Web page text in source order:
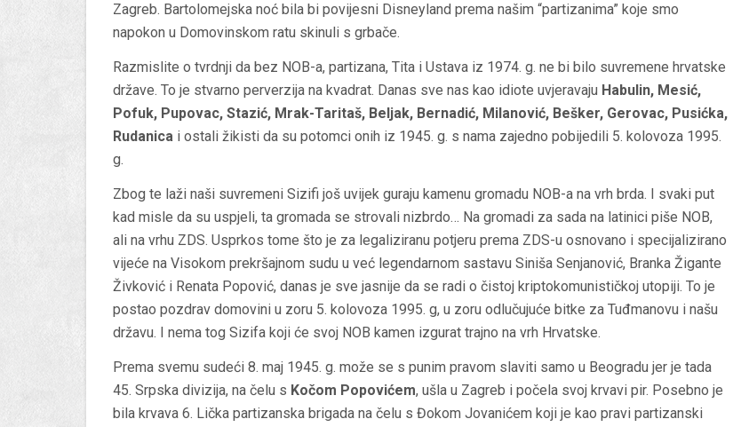
Zagreb. Bartolomejska noć bila bi povijesni Disneyland prema našim “partizanima” koje smo
napokon u Domovinskom ratu skinuli s grbače.
Razmislite o tvrdnji da bez NOB-a, partizana, Tita i Ustava iz 1974. g. ne bi bilo suvremene hrvatske
države. To je stvarno perverzija na kvadrat. Danas sve nas kao idiote uvjeravaju Habulin, Mesić,
Pofuk, Pupovac, Stazić, Mrak-Taritaš, Beljak, Bernadić, Milanović, Bešker, Gerovac, Pusićka,
Rudanica i ostali žikisti da su potomci onih iz 1945. g. s nama zajedno pobijedili 5. kolovoza 1995.
g.
Zbog te laži naši suvremeni Sizifi još uvijek guraju kamenu gromadu NOB-a na vrh brda. I svaki put
kad misle da su uspjeli, ta gromada se strovali nizbrdo… Na gromadi za sada na latinici piše NOB,
ali na vrhu ZDS. Usprkos tome što je za legaliziranu potjeru prema ZDS-u osnovano i specijalizirano
vijeće na Visokom prekršajnom sudu u već legendarnom sastavu Siniša Senjanović, Branka Žigante
Živković i Renata Popović, danas je sve jasnije da se radi o čistoj kriptokomunističkoj utopiji. To je
postao pozdrav domovini u zoru 5. kolovoza 1995. g, u zoru odlučujuće bitke za Tuđmanovu i našu
državu. I nema tog Sizifa koji će svoj NOB kamen izgurat trajno na vrh Hrvatske.
Prema svemu sudeći 8. maj 1945. g. može se s punim pravom slaviti samo u Beogradu jer je tada
45. Srpska divizija, na čelu s Kočom Popovićem, ušla u Zagreb i počela svoj krvavi pir. Posebno je
bila krvava 6. Lička partizanska brigada na čelu s Đokom Jovanićem koji je kao pravi partizanski